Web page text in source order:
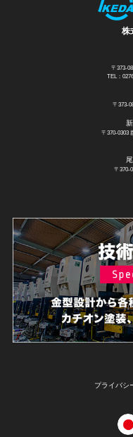
株
〒373-
TEL：
〒373-
〒370-0303
〒370-
プライバシ